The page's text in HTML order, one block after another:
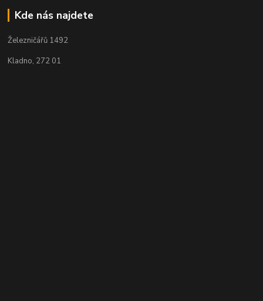
Kde nás najdete
Železničářů 1492
Kladno, 272 01